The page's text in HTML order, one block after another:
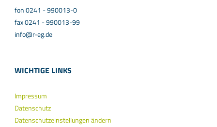
fon 0241 - 990013-0
fax 0241 - 990013-99
info@r-eg.de
WICHTIGE LINKS
Impressum
Datenschutz
Datenschutzeinstellungen ändern